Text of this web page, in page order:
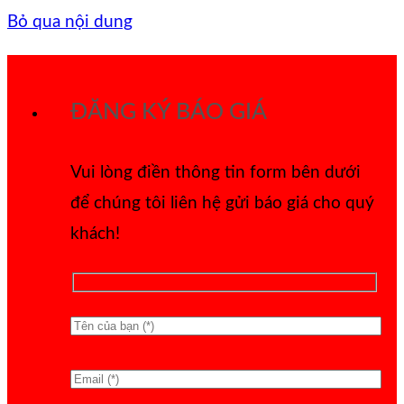
Bỏ qua nội dung
ĐĂNG KÝ BÁO GIÁ
Vui lòng điền thông tin form bên dưới
để chúng tôi liên hệ gửi báo giá cho quý
khách!